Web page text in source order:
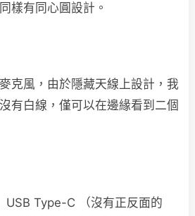
樣有同心圓設計。
克風，由於隱藏天線上設計，我
有白線，僅可以在邊緣看到二個
USB Type-C （沒有正反面的